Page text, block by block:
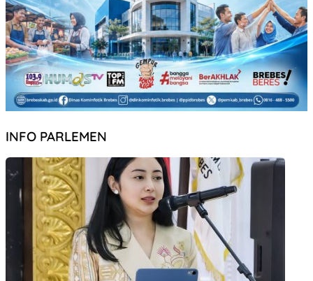
INFO PARLEMEN